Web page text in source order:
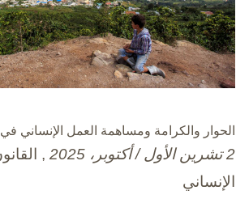
الحوار والكرامة ومساهمة العمل الإنساني
2 تشرين الأول / أكتوبر، 2025
,
الإنساني